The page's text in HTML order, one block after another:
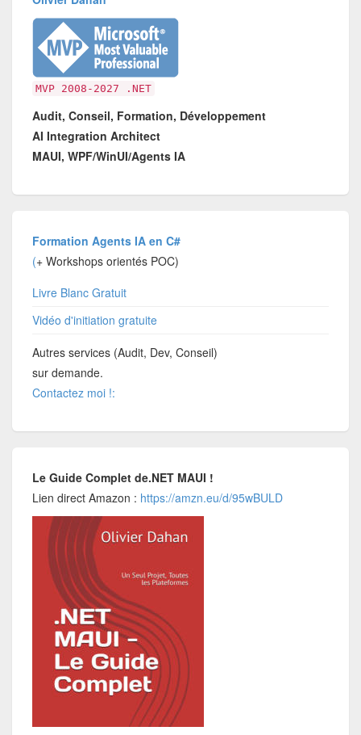
MVP 2008-2027 .NET
Audit, Conseil, Formation, Développement
AI Integration Architect
MAUI, WPF/WinUI/Agents IA
Formation Agents IA en C#
(+ Workshops orientés POC)
Livre Blanc Gratuit
Vidéo d'initiation gratuite
Autres services (Audit, Dev, Conseil)
sur demande.
Contactez moi !:
Le Guide Complet de.NET MAUI !
Lien direct Amazon : https://amzn.eu/d/95wBULD